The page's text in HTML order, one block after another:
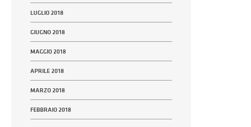
LUGLIO 2018
GIUGNO 2018
MAGGIO 2018
APRILE 2018
MARZO 2018
FEBBRAIO 2018